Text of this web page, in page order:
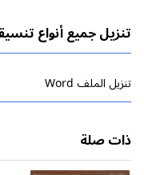
تنزيل جميع أنواع
تنزیل الملف Word
ذات صلة